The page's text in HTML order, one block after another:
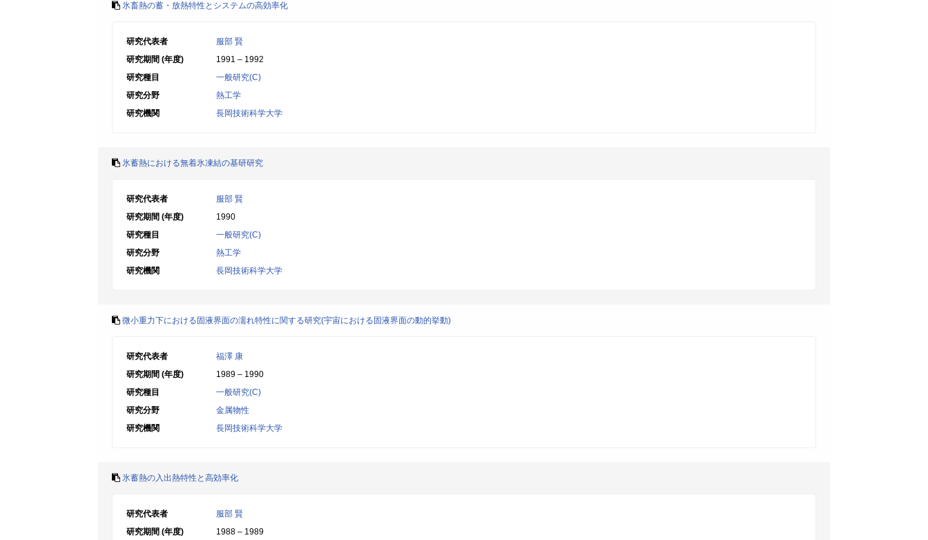
氷畜熱の蓄・放熱特性とシステムの高効率化
研究代表者
服部 賢
研究期間 (年度)
1991 – 1992
研究種目
一般研究(C)
研究分野
熱工学
研究機関
長岡技術科学大学
氷蓄熱における無着氷凍結の基研研究
研究代表者
服部 賢
研究期間 (年度)
1990
研究種目
一般研究(C)
研究分野
熱工学
研究機関
長岡技術科学大学
微小重力下における固液界面の濡れ特性に関する研究(宇宙における固液界面の動的挙動)
研究代表者
福澤 康
研究期間 (年度)
1989 – 1990
研究種目
一般研究(C)
研究分野
金属物性
研究機関
長岡技術科学大学
氷蓄熱の入出熱特性と高効率化
研究代表者
服部 賢
研究期間 (年度)
1988 – 1989